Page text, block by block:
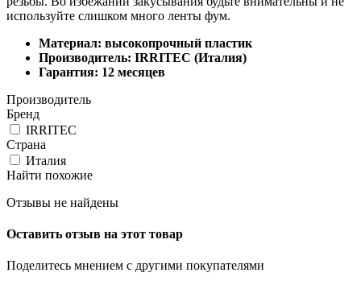
используйте слишком много ленты фум.
Материал: высокопрочный пластик
Производитель: IRRITEC (Италия)
Гарантия: 12 месяцев
Производитель
Бренд
IRRITEC
Страна
Италия
Найти похожие
Отзывы не найдены
Оставить отзыв на этот товар
Поделитесь мнением с другими покупателями